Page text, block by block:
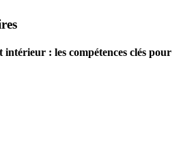
intérieur : les compétences clés pour